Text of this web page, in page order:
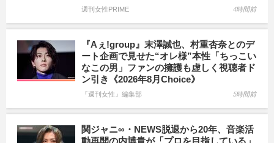
週刊女性PRIME 4時間前
『Aぇ!group』末澤誠也、村重杏奈とのデ
ート企画で見せた“オレ様”本性「ちっこい
なこの男」ファンの擁護も虚しく視聴者ド
ン引き《2026年8月Choice》
『週刊女性』編集部 5時間前
関ジャニ∞・NEWS脱退から20年、音楽活
動再開の内博貴が「プロを目指している」